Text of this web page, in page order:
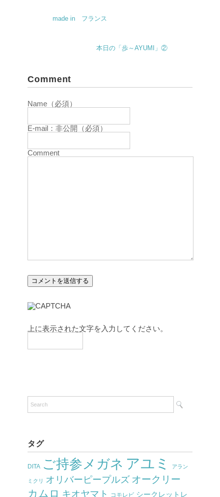
made in フランス
本日の「歩～AYUMI」②
Comment
Name（必須）
E-mail：非公開（必須）
Comment
上に表示された文字を入力してください。
タグ
DITA ご持参メガネ アユミ アラン
ミクリ オリバーピープルズ オークリー
カムロ キオヤマト コモレビ シークレットレ